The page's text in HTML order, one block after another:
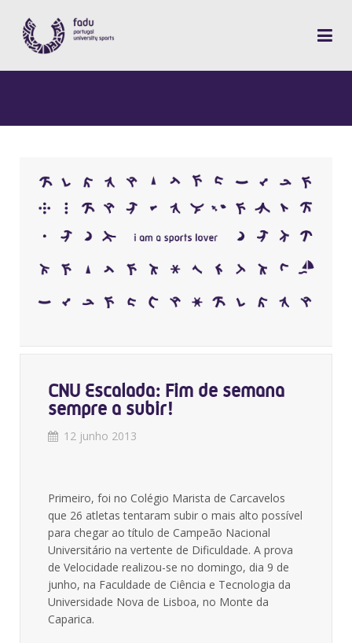
CNU Escalada: Fim de semana
sempre a subir!
12 junho 2013
Primeiro, foi no Colégio Marista de Carcavelos
que 26 atletas tentaram subir o mais alto possível
para chegar ao título de Campeão Nacional
Universitário na vertente de Dificuldade. A prova
de Velocidade realizou-se no domingo, dia 9 de
junho, na Faculdade de Ciência e Tecnologia da
Universidade Nova de Lisboa, no Monte da
Caparica.